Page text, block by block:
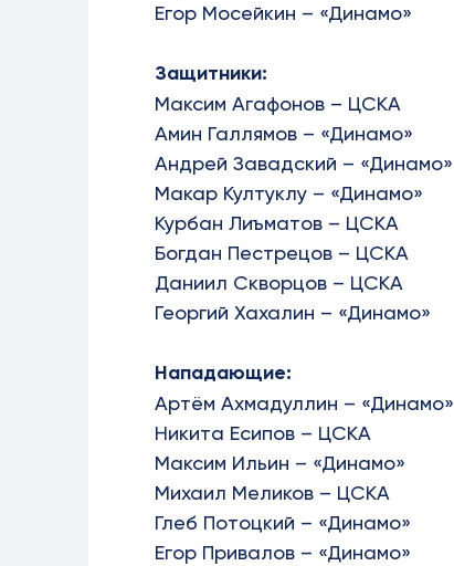
Егор Мосейкин – «Динамо»
Защитники:
Максим Агафонов – ЦСКА
Амин Галлямов – «Динамо»
Андрей Завадский – «Динамо»
Макар Култуклу – «Динамо»
Курбан Лиъматов – ЦСКА
Богдан Пестрецов – ЦСКА
Даниил Скворцов – ЦСКА
Георгий Хахалин – «Динамо»
Нападающие:
Артём Ахмадуллин – «Динамо»
Никита Есипов – ЦСКА
Максим Ильин – «Динамо»
Михаил Меликов – ЦСКА
Глеб Потоцкий – «Динамо»
Егор Привалов – «Динамо»